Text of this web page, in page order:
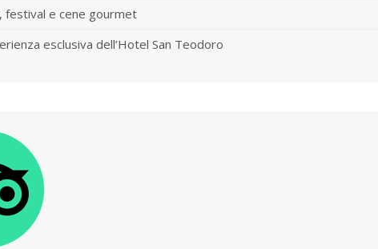
festival e cene gourmet
esclusiva dell’Hotel San Teodoro